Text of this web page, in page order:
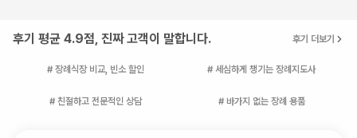
후기 평균 4.9점, 진짜 고객이 말합니다. 후기 더보기
# 장례식장 비교, 빈소 할인 # 세심하게 챙기는 장례지도사
# 친절하고 전문적인 상담 # 바가지 없는 장례 용품